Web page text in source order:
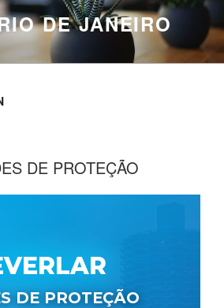
DE JANEIRO
DE PROTEÇÃO
DE PROTEÇÃO